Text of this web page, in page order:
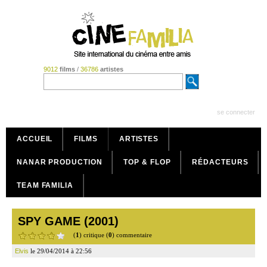
9012 films/ 36786 artistes
se connecter
ACCUEIL FILMS ARTISTES
NANAR PRODUCTION TOP & FLOP RÉDACTEURS
TEAM FAMILIA
SPY GAME (2001)
(1) critique (0) commentaire
Elvis le 29/04/2014 à 22:56